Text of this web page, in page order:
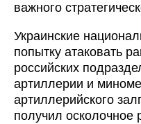
важного
Украинские
попытку атаковать
российских
артиллерии и
артиллерийского
получил осколочное